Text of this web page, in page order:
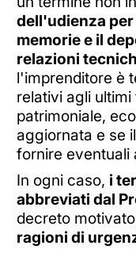
dell'udienza
memorie e il
relazioni
l'imprenditore è
relativi agli
patrimoniale,
aggiornata e se
fornire eventuali
In ogni caso, i
abbreviati dal
decreto
ragioni di